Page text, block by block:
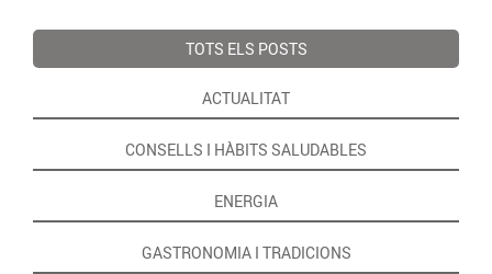
TOTS ELS POSTS
ACTUALITAT
CONSELLS I HÀBITS SALUDABLES
ENERGIA
GASTRONOMIA I TRADICIONS